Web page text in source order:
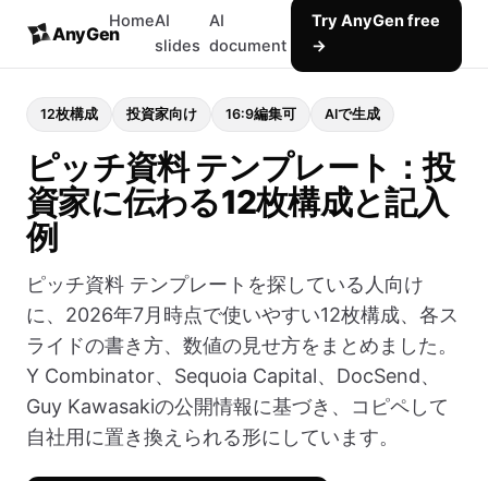
AnyGen
HomeAI
slides
AI
document
Try AnyGen free
→
12枚構成 投資家向け 16:9編集可 AIで生成
ピッチ資料 テンプレート：投
資家に伝わる12枚構成と記入
例
ピッチ資料 テンプレートを探している人向け
に、2026年7月時点で使いやすい12枚構成、各ス
ライドの書き方、数値の見せ方をまとめました。
Y Combinator、Sequoia Capital、DocSend、
Guy Kawasakiの公開情報に基づき、コピペして
自社用に置き換えられる形にしています。